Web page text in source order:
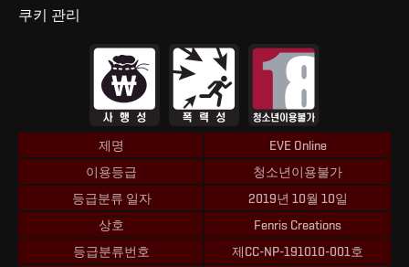
쿠키 관리
제명
EVE Online
이용등급
청소년이용불가
등급분류 일자
2019년 10월 10일
상호
Fenris Creations
등급분류번호
제CC-NP-191010-001호